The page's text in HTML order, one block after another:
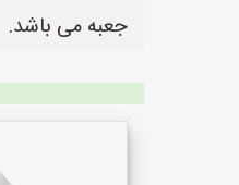
جعبه می باشد.